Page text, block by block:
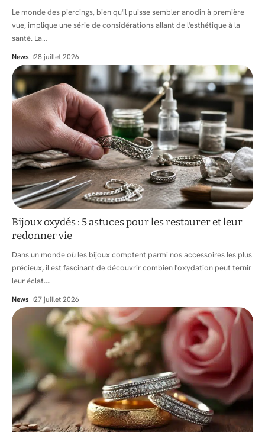
Le monde des piercings, bien qu'il puisse sembler anodin à première
vue, implique une série de considérations allant de l'esthétique à la
santé. La…
News 28 juillet 2026
Bijoux oxydés : 5 astuces pour les restaurer et leur
redonner vie
Dans un monde où les bijoux comptent parmi nos accessoires les plus
précieux, il est fascinant de découvrir combien l'oxydation peut ternir
leur éclat.…
News 27 juillet 2026